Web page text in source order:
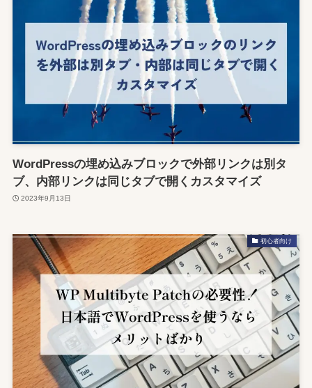
WordPressの埋め込みブロックで外部リンクは別タ
ブ、内部リンクは同じタブで開くカスタマイズ
2023年9月13日
初心者向け